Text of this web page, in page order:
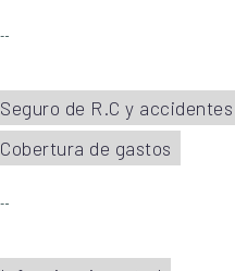
Seguro de R.C y accidentes
Cobertura de gastos